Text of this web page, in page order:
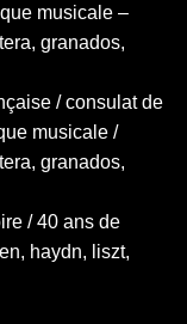
musicale –
granados,
/ consulat de
musicale /
granados,
/ 40 ans de
haydn, liszt,